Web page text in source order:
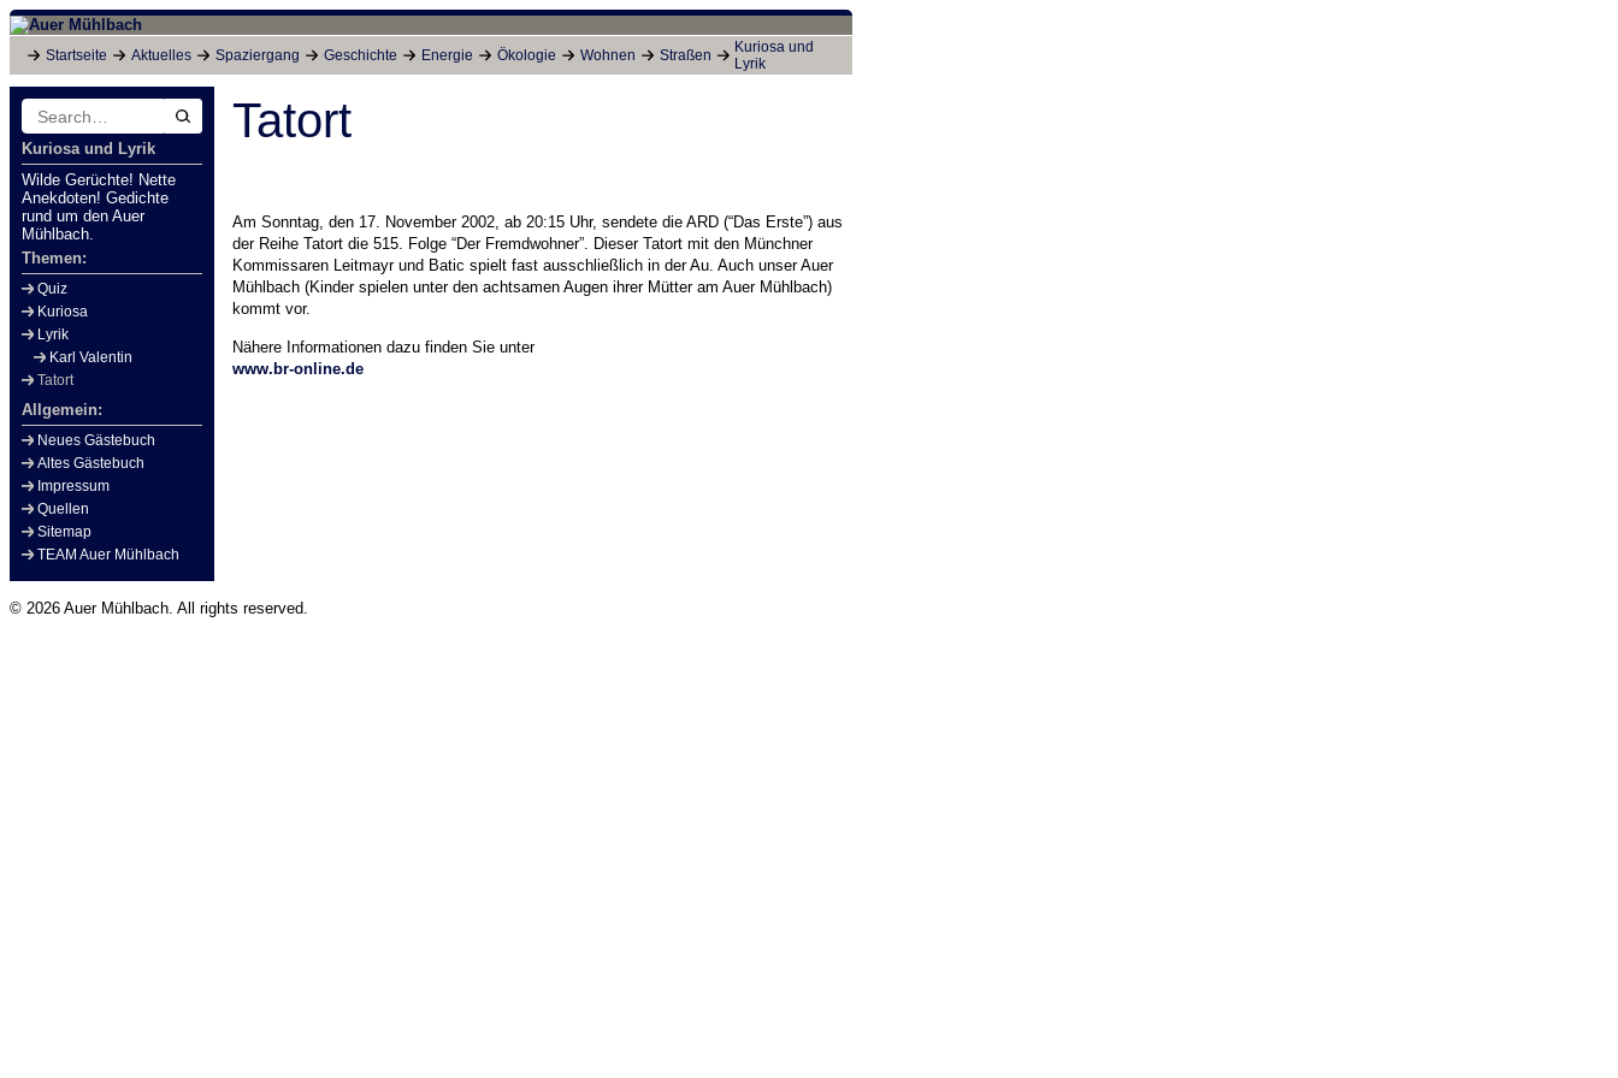
Startseite Aktuelles Spaziergang Geschichte Energie Ökologie Wohnen Straßen
Kuriosa und
Lyrik
Search
for:
Kuriosa und Lyrik
Wilde Gerüchte! Nette
Anekdoten! Gedichte
rund um den Auer
Mühlbach.
Themen:
Quiz
Kuriosa
Lyrik
Karl Valentin
Tatort
Allgemein:
Neues Gästebuch
Altes Gästebuch
Impressum
Quellen
Sitemap
TEAM Auer Mühlbach
Tatort
Am Sonntag, den 17. November 2002, ab 20:15 Uhr, sendete die ARD (“Das Erste”) aus
der Reihe Tatort die 515. Folge “Der Fremdwohner”. Dieser Tatort mit den Münchner
Kommissaren Leitmayr und Batic spielt fast ausschließlich in der Au. Auch unser Auer
Mühlbach (Kinder spielen unter den achtsamen Augen ihrer Mütter am Auer Mühlbach)
kommt vor.
Nähere Informationen dazu finden Sie unter
www.br-online.de
© 2026 Auer Mühlbach. All rights reserved.